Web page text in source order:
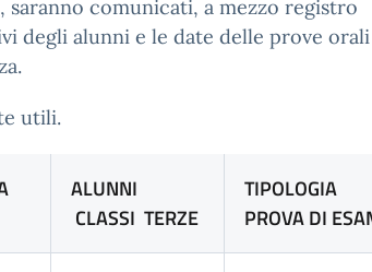
saranno comunicati, a mezzo registro
degli alunni e le date delle prove
utili.
ALUNNI
CLASSI TERZE
TIPOLOGIA
PROVA DI